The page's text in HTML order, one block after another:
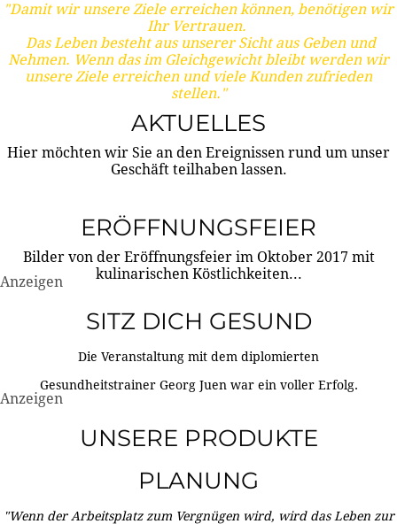
"Damit wir unsere Ziele erreichen können, benötigen wir
Ihr Vertrauen.
Das Leben besteht aus unserer Sicht aus Geben und
Nehmen. Wenn das im Gleichgewicht bleibt werden wir
unsere Ziele erreichen und viele Kunden zufrieden
stellen."
AKTUELLES
Hier möchten wir Sie an den Ereignissen rund um unser
Geschäft teilhaben lassen.
ERÖFFNUNGSFEIER
Bilder von der Eröffnungsfeier im Oktober 2017 mit
kulinarischen Köstlichkeiten...
Anzeigen
SITZ DICH GESUND
Die Veranstaltung mit dem diplomierten
Gesundheitstrainer Georg Juen war ein voller Erfolg.
Anzeigen
UNSERE PRODUKTE
PLANUNG
"Wenn der Arbeitsplatz zum Vergnügen wird, wird das Leben zur